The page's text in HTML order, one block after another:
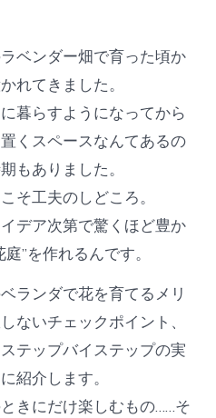
ベンダー畑で育った頃か
れてきました。
暮らすようになってから
くスペースなんてあるの
もありました。
そ工夫のしどころ。
デア次第で驚くほど豊か
”を作れるんです。
ランダで花を育てるメリ
ないチェックポイント、
テップバイステップの実
紹介します。
きにだけ楽しむもの……そ